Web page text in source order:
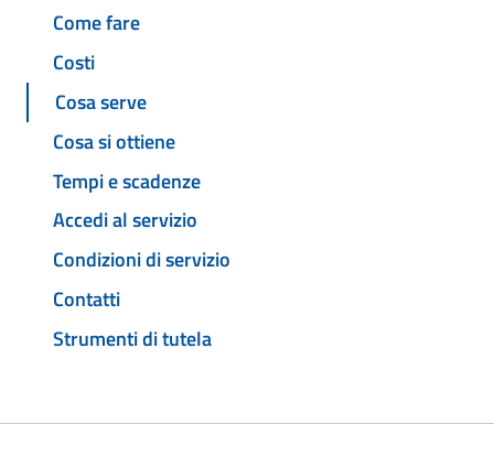
Come fare
Costi
Cosa serve
Cosa si ottiene
Tempi e scadenze
Accedi al servizio
Condizioni di servizio
Contatti
Strumenti di tutela